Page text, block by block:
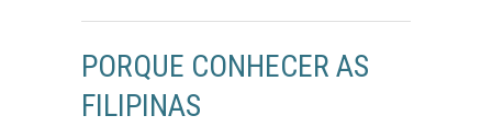
PORQUE CONHECER AS
FILIPINAS